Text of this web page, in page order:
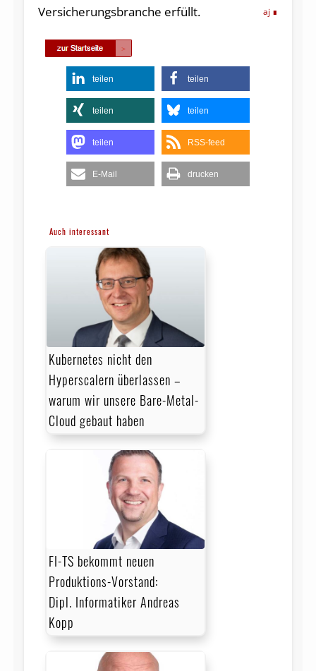
Versicherungsbranche erfüllt.
aj
teilen teilen
teilen teilen
teilen RSS-feed
E-Mail drucken
Auch interessant
Kubernetes nicht den
Hyperscalern überlassen –
warum wir unsere Bare-Metal-
Cloud gebaut haben
FI-TS bekommt neuen
Produktions-Vorstand:
Dipl. Informatiker Andreas
Kopp